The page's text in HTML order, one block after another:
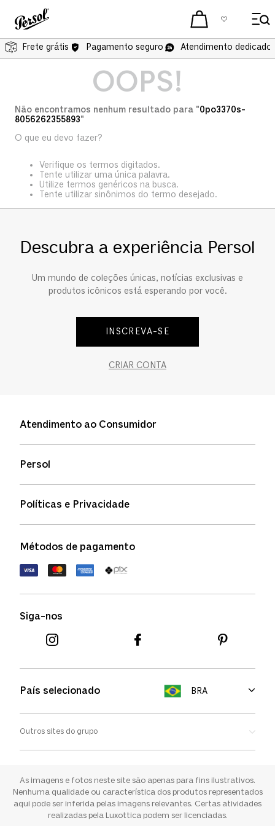
Frete grátis Pagamento seguro Atendimento dedicado
OOPS!
Não encontramos nenhum resultado para "0po3370s-
8056262355893"
O que eu devo fazer?
Verifique os termos digitados.
Tente utilizar uma única palavra.
Utilize termos genéricos na busca.
Tente utilizar sinônimos do termo desejado.
Descubra a experiência Persol
Um mundo de coleções únicas, notícias exclusivas e
produtos icônicos está esperando por você.
INSCREVA-SE
CRIAR CONTA
Atendimento ao Consumidor
Status de pedidos
Política de garantia
FAQs
Persol
Políticas e Privacidade
Política de devolução
Termos de uso
Métodos de pagamento
Siga-nos
País selecionado BRA
Outros sites do grupo
Ray-ban
Sunglass Hut
As imagens e fotos neste site são apenas para fins ilustrativos.
Nenhuma qualidade ou característica dos produtos representados
aqui pode ser inferida pelas imagens relevantes. Certas atividades
realizadas pela Luxottica podem ser licenciadas.